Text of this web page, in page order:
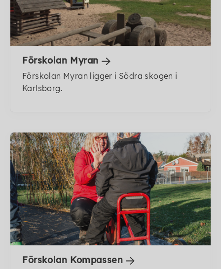
Förskolan Myran
Förskolan Myran ligger i Södra skogen i
Karlsborg.
Förskolan Kompassen